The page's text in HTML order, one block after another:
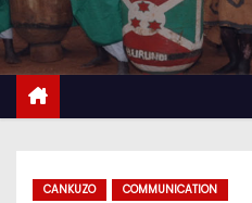
CANKUZO COMMUNICATION